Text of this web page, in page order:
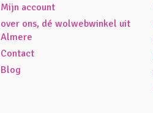
Mijn account
over ons, dé wolwebwinkel uit
Almere
Contact
Blog